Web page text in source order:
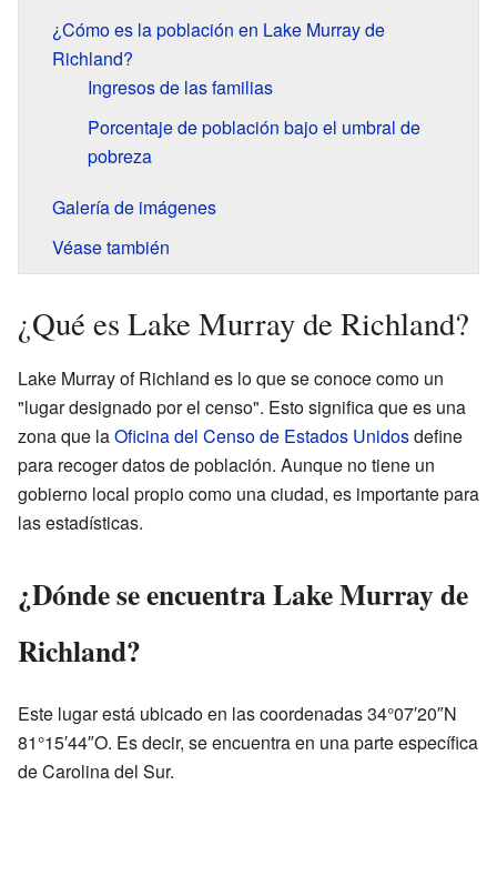
¿Cómo es la población en Lake Murray de
Richland?
Ingresos de las familias
Porcentaje de población bajo el umbral de
pobreza
Galería de imágenes
Véase también
¿Qué es Lake Murray de Richland?
Lake Murray of Richland es lo que se conoce como un
"lugar designado por el censo". Esto significa que es una
zona que laOficina del Censo de Estados Unidosdefine
para recoger datos de población. Aunque no tiene un
gobierno local propio como una ciudad, es importante para
las estadísticas.
¿Dónde se encuentra Lake Murray de
Richland?
Este lugar está ubicado en las coordenadas 34°07′20″N
81°15′44″O. Es decir, se encuentra en una parte específica
de Carolina del Sur.